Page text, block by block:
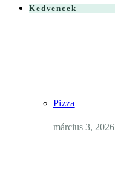
Kedvencek
Pizza
március 3, 2026